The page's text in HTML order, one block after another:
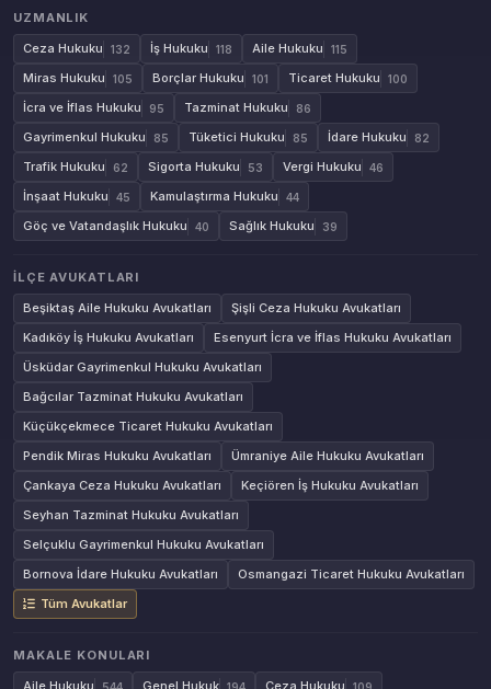
UZMANLIK
Ceza Hukuku
132 İş Hukuku 118 Aile Hukuku 115
Miras Hukuku 105 Borçlar Hukuku 101 Ticaret Hukuku 100
İcra ve İflas Hukuku 95 Tazminat Hukuku 86
Gayrimenkul Hukuku 85 Tüketici Hukuku 85 İdare Hukuku 82
Trafik Hukuku 62 Sigorta Hukuku 53 Vergi Hukuku 46
İnşaat Hukuku 45 Kamulaştırma Hukuku 44
Göç ve Vatandaşlık Hukuku 40 Sağlık Hukuku 39
İLÇE AVUKATLARI
Beşiktaş Aile Hukuku Avukatları
Şişli Ceza Hukuku Avukatları
Kadıköy İş Hukuku Avukatları
Esenyurt İcra ve İflas Hukuku Avukatları
Üsküdar Gayrimenkul Hukuku Avukatları
Bağcılar Tazminat Hukuku Avukatları
Küçükçekmece Ticaret Hukuku Avukatları
Pendik Miras Hukuku Avukatları
Ümraniye Aile Hukuku Avukatları
Çankaya Ceza Hukuku Avukatları
Keçiören İş Hukuku Avukatları
Seyhan Tazminat Hukuku Avukatları
Selçuklu Gayrimenkul Hukuku Avukatları
Bornova İdare Hukuku Avukatları
Osmangazi Ticaret Hukuku Avukatları
Tüm Avukatlar
MAKALE KONULARI
Aile Hukuku
544 Genel Hukuk 194 Ceza Hukuku 109